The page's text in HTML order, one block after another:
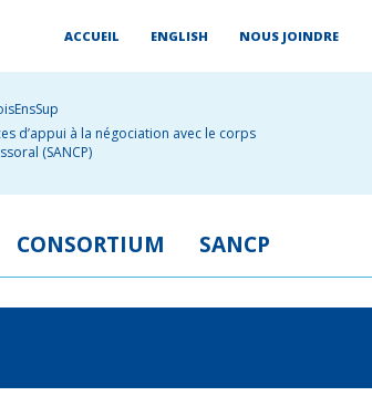
ACCUEIL ENGLISH NOUS JOINDRE
d’appui à la négociation avec le corps
(SANCP)
CONSORTIUM SANCP